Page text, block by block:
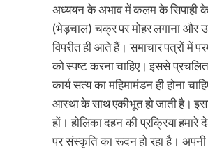
अध्ययन के अभाव में कलम के सिपाही
(भेड़चाल) चक्र पर मोहर लगाना और
विपरीत ही आते हैं। समाचार पत्रों में
को स्पष्ट करना चाहिए। इससे
कार्य सत्य का महिमामंडन ही होना
आस्था के साथ एकीभूत हो जाती है।
हों। होलिका दहन की प्रक्रिया
पर संस्कृति का रूदन हो रहा है।